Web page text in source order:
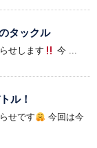
タックル
せします 今 ...
ル！
せです
今回は今